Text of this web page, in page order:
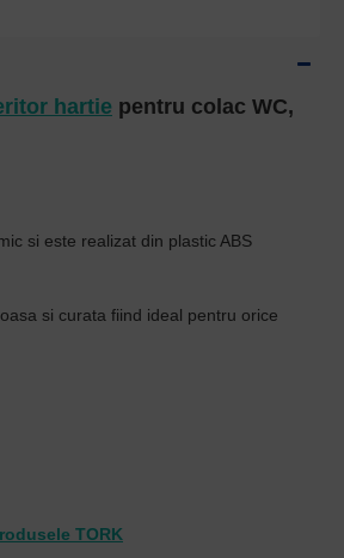
hartie pentru colac WC,
si este realizat din plastic ABS
si curata fiind ideal pentru orice
TORK